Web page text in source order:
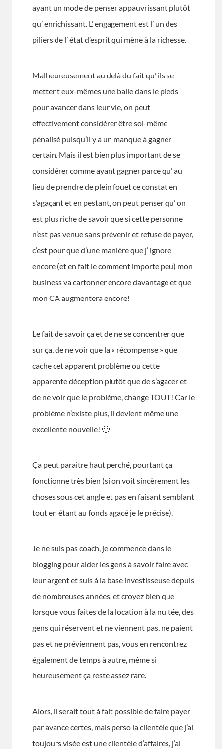
ayant un mode de penser appauvrissant plutôt
qu’ enrichissant. L’ engagement est l’ un des
piliers de l’ état d’esprit qui mène à la richesse.
Malheureusement au delà du fait qu’ ils se
mettent eux-mêmes une balle dans le pieds
pour avancer dans leur vie, on peut
effectivement considérer être soi-même
pénalisé puisqu’il y a un manque à gagner
certain. Mais il est bien plus important de se
considérer comme ayant gagner parce qu’ au
lieu de prendre de plein fouet ce constat en
s’agaçant et en pestant, on peut penser qu’ on
est plus riche de savoir que si cette personne
n’est pas venue sans prévenir et refuse de payer,
c’est pour que d’une manière que j’ ignore
encore (et en fait le comment importe peu) mon
business va cartonner encore davantage et que
mon CA augmentera encore!
Le fait de savoir ça et de ne se concentrer que
sur ça, de ne voir que la « récompense » que
cache cet apparent problème ou cette
apparente déception plutôt que de s’agacer et
de ne voir que le problème, change TOUT! Car le
problème n’existe plus, il devient même une
excellente nouvelle! 🙂
Ça peut paraitre haut perché, pourtant ça
fonctionne très bien (si on voit sincèrement les
choses sous cet angle et pas en faisant semblant
tout en étant au fonds agacé je le précise).
Je ne suis pas coach, je commence dans le
blogging pour aider les gens à savoir faire avec
leur argent et suis à la base investisseuse depuis
de nombreuses années, et croyez bien que
lorsque vous faites de la location à la nuitée, des
gens qui réservent et ne viennent pas, ne paient
pas et ne préviennent pas, vous en rencontrez
également de temps à autre, même si
heureusement ça reste assez rare.
Alors, il serait tout à fait possible de faire payer
par avance certes, mais perso la clientèle que j’ai
toujours visée est une clientèle d’affaires, j’ai